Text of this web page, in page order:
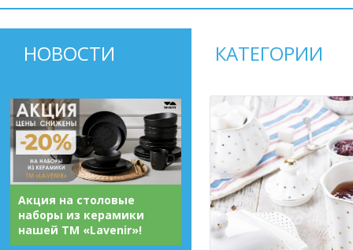
НОВОСТИ
Акция на столовые
наборы из керамики
нашей ТМ «Lavenir»!
КАТЕГОРИИ